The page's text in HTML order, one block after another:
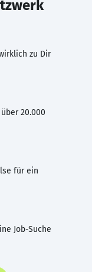
zu Dir
20.000
für ein
Job-Suche